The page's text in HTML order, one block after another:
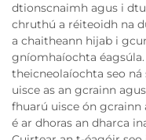
dtionscnaimh agus i
chruthú a réiteoidh na
a chaitheann hijab i
gníomhaíochta
theicneolaíochta seo
uisce as an gcrainn
fhuarú uisce ón gcrainn
é ar dhoras an dharca